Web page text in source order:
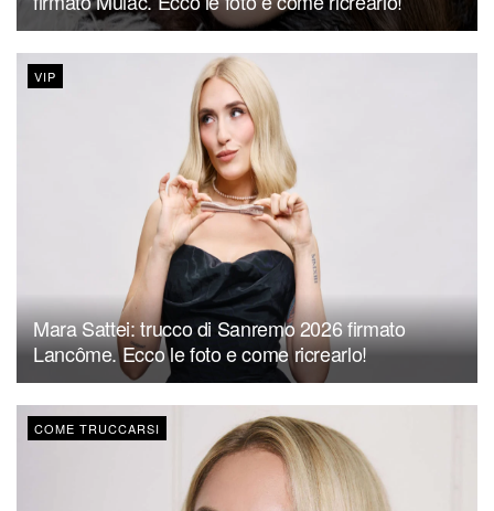
VIP
Mara Sattei: trucco di Sanremo 2026 firmato
Lancôme. Ecco le foto e come ricrearlo!
COME TRUCCARSI